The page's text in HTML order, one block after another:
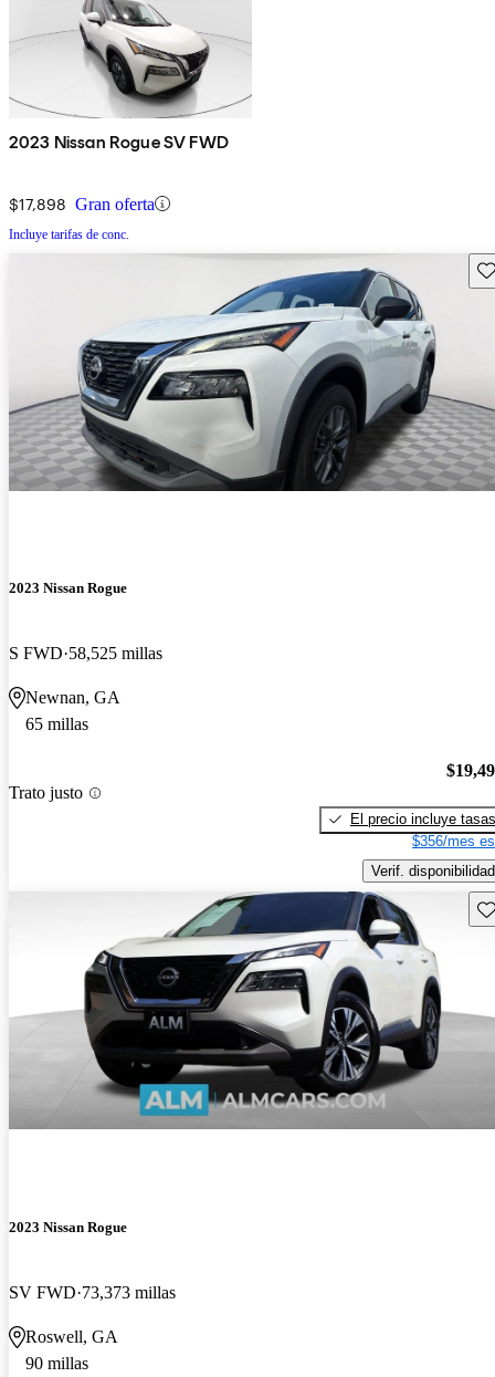
2023 Nissan Rogue SV FWD
$17,898 Gran oferta
Incluye tarifas de conc.
2023 Nissan Rogue
S FWD 58,525 millas
Newnan, GA
65 millas
Trato justo
El precio incluye tasas
$356/mes
Verif. disponibilidad
2023 Nissan Rogue
SV FWD 73,373 millas
Roswell, GA
90 millas